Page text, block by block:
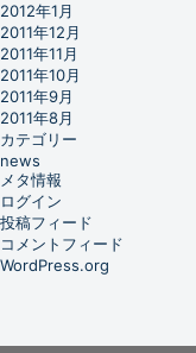
2012年1月
2011年12月
2011年11月
2011年10月
2011年9月
2011年8月
カテゴリー
news
メタ情報
ログイン
投稿フィード
コメントフィード
WordPress.org